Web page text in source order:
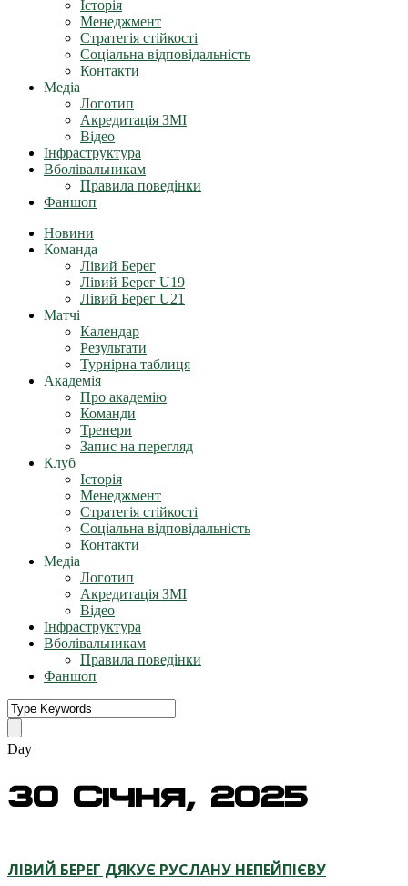
Історія
Менеджмент
Стратегія стійкості
Соціальна відповідальність
Контакти
Медіа
Логотип
Акредитація ЗМІ
Відео
Інфраструктура
Вболівальникам
Правила поведінки
Фаншоп
Новини
Команда
Лівий Берег
Лівий Берег U19
Лівий Берег U21
Матчі
Календар
Результати
Турнірна таблиця
Академія
Про академію
Команди
Тренери
Запис на перегляд
Клуб
Історія
Менеджмент
Стратегія стійкості
Соціальна відповідальність
Контакти
Медіа
Логотип
Акредитація ЗМІ
Відео
Інфраструктура
Вболівальникам
Правила поведінки
Фаншоп
Day
30 Січня, 2025
ЛІВИЙ БЕРЕГ ДЯКУЄ РУСЛАНУ НЕПЕЙПІЄВУ